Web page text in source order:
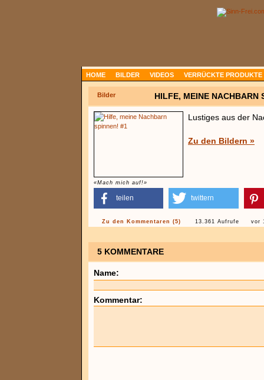
HOME BILDER VIDEOS VERRÜCKTE PRODUKTE
Bilder HILFE, MEINE NACHBARN
«Mach mich auf!»
Lustiges aus der
Zu den Bildern »
teilen twittern
Zu den Kommentaren (5) 13.361 Aufrufe vor
5 KOMMENTARE
Name:
Kommentar: